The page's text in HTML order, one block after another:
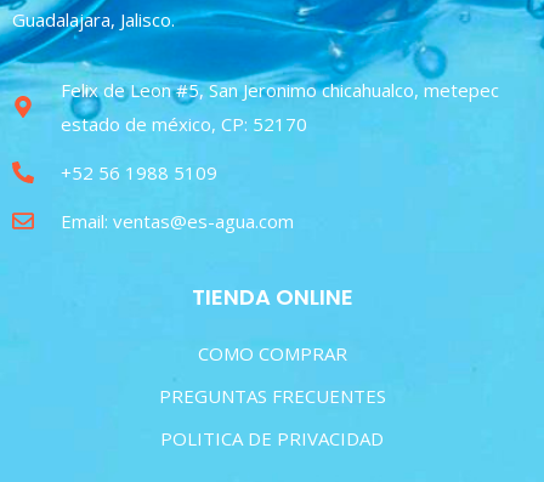
Guadalajara, Jalisco.
Felix de Leon #5, San Jeronimo chicahualco, metepec
estado de méxico, CP: 52170
+52 56 1988 5109
Email: ventas@es-agua.com
TIENDA ONLINE
COMO COMPRAR
PREGUNTAS FRECUENTES
POLITICA DE PRIVACIDAD